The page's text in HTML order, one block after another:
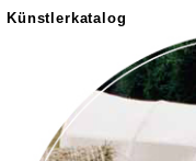
Künstlerkatalog